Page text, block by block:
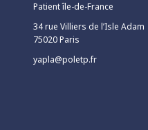
Patient île-de-France
34 rue Villiers de l’Isle Adam
75020 Paris
yapla@poletp.fr